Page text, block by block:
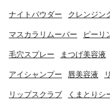
ナイトパウダー クレンジン
マスカラリムーバー ピーリ
毛穴スプレー まつげ美容液
アイシャンプー 唇美容液
リップスクラブ くまとりシ